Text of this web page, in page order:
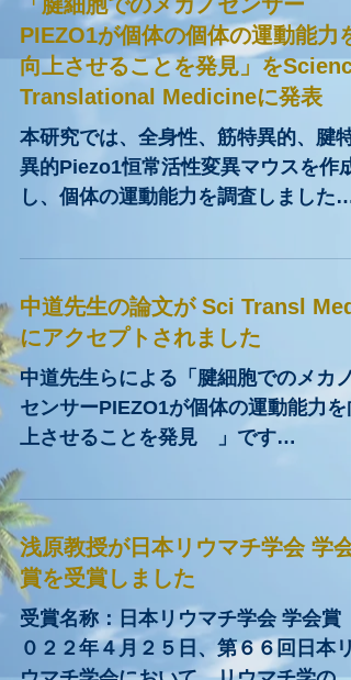
「腱細胞でのメカノセンサー
PIEZO1が個体の個体の運動能力を
向上させることを発見」を
本研究では、全身性、筋特異的、腱特
し、個体の運動能力を調査しました。
そこで、全身性及び腱特異的Piezo1恒
常活性変異マウスでジャンプ能力、走
行速度が向上することを明らかにしま
した。 掲載誌： Science...
中道先生の論文が Sci Transl Med
中道先生らによる「腱細胞でのメカノ
センサーPIEZO1が個体の運動能力を
上させることを発見 」です
Nakamichi R, Ma S, Nonoyama T,
Chiba T, Kurimoto R, Ohzono H,
Olmer M, Shukunami C,...
浅原教授が日本リウマチ学会 学会